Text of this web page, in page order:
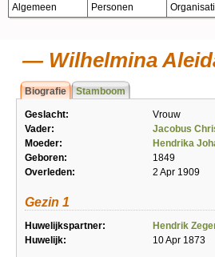
Algemeen Personen
Wilhelmina
Biografie Stamboom
Geslacht:
Vrouw
Vader:
Jacobus
Moeder:
Hendrika
Geboren:
1849
Overleden:
2 Apr 1909
Gezin 1
Huwelijkspartner: Hendrik
Huwelijk:
10 Apr 1873